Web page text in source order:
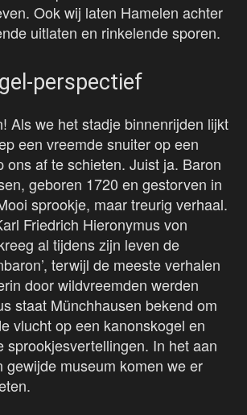
Ook wij laten Hamelen achter
uitlaten en rinkelende sporen.
perspectief
Als we het stadje binnenrijden lijkt
een vreemde snuiter op een
ons af te schieten. Juist ja. Baron
geboren 1720 en gestorven in
sprookje, maar treurig verhaal.
Friedrich Hieronymus von
al tijdens zijn leven de
terwijl de meeste verhalen
door wildvreemden werden
staat Münchhausen bekend om
vlucht op een kanonskogel en
sprookjesvertellingen. In het aan
gewijde museum komen we er